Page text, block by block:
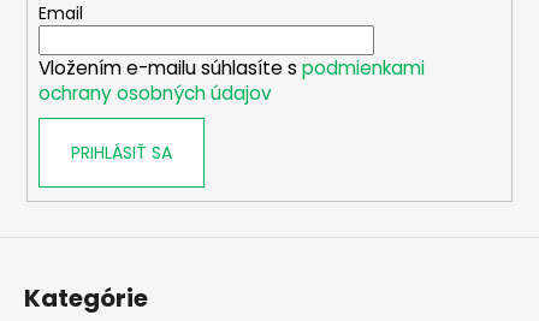
Email
Vložením e-mailu súhlasíte s podmienkami
ochrany osobných údajov
PRIHLÁSIŤ SA
Kategórie